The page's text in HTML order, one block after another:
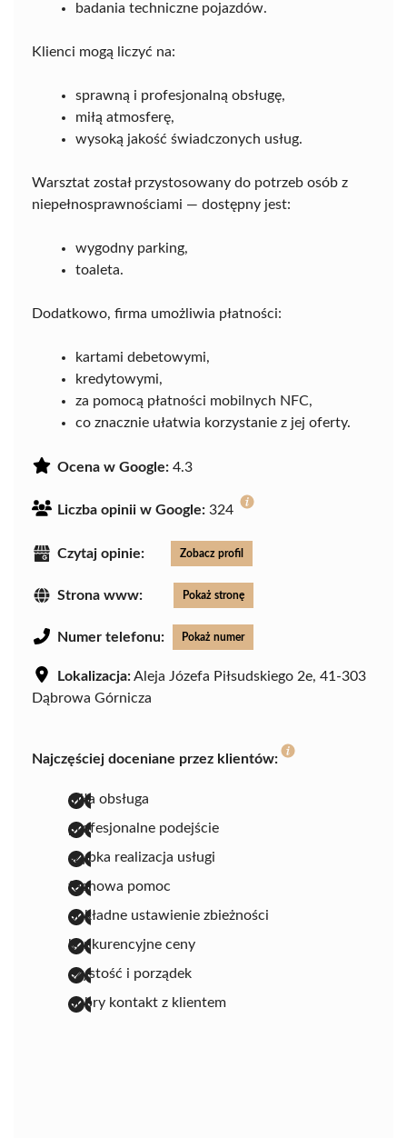
badania techniczne pojazdów.
Klienci mogą liczyć na:
sprawną i profesjonalną obsługę,
miłą atmosferę,
wysoką jakość świadczonych usług.
Warsztat został przystosowany do potrzeb osób z
niepełnosprawnościami — dostępny jest:
wygodny parking,
toaleta.
Dodatkowo, firma umożliwia płatności:
kartami debetowymi,
kredytowymi,
za pomocą płatności mobilnych NFC,
co znacznie ułatwia korzystanie z jej oferty.
Ocena w Google: 4.3
Liczba opinii w Google: 324
Czytaj opinie: Zobacz profil
Strona www: Pokaż stronę
Numer telefonu: Pokaż numer
Lokalizacja:Aleja Józefa Piłsudskiego 2e, 41-303
Dąbrowa Górnicza
Najczęściej doceniane przez klientów:
miła obsługa
profesjonalne podejście
szybka realizacja usługi
fachowa pomoc
dokładne ustawienie zbieżności
konkurencyjne ceny
czystość i porządek
dobry kontakt z klientem